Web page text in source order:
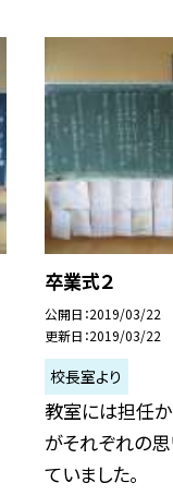
卒業式２
公開日 2019/03/22
更新日 2019/03/22
校長室より
教室には担任
がそれぞれの
ていました。